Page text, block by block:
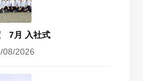
7月 入社式
08/2026